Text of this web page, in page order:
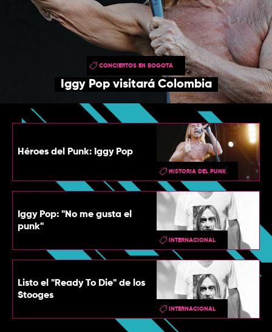
QUIÉNES SOMOS
CONCIERTOS EN BOGOTA
Iggy Pop visitará Colombia
Héroes del Punk: Iggy Pop
HISTORIA DEL PUNK
Iggy Pop: "No me gusta el
punk"
INTERNACIONAL
Listo el "Ready To Die" de los
Stooges
INTERNACIONAL